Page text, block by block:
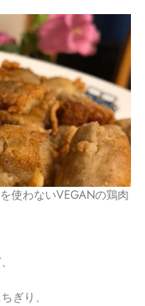
使わないVEGANの鶏肉
ぎり、